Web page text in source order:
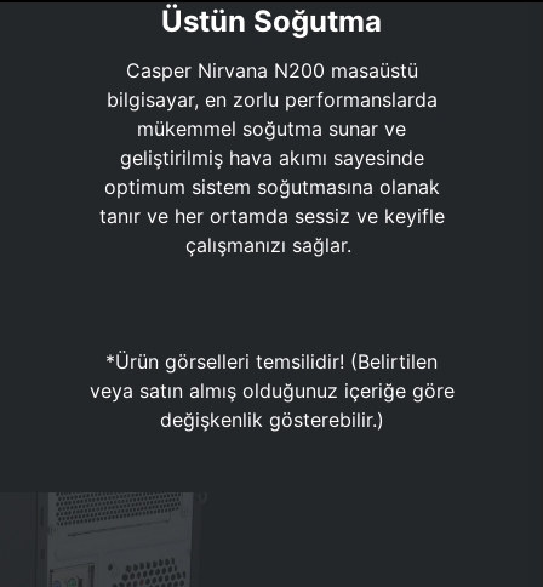
Üstün Soğutma
Casper Nirvana N200 masaüstü
bilgisayar, en zorlu performanslarda
mükemmel soğutma sunar ve
geliştirilmiş hava akımı sayesinde
optimum sistem soğutmasına olanak
tanır ve her ortamda sessiz ve keyifle
çalışmanızı sağlar.
*Ürün görselleri temsilidir! (Belirtilen
veya satın almış olduğunuz içeriğe göre
değişkenlik gösterebilir.)